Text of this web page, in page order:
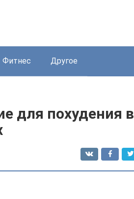
Фитнес Другое
для похудения в